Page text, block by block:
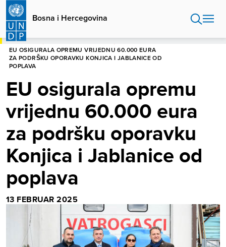
Skip
main
content
Bosna i Hercegovina
POČETNA
EU OSIGURALA OPREMU VRIJEDNU 60.000 EURA
ZA PODRŠKU OPORAVKU KONJICA I JABLANICE OD
POPLAVA
EU osigurala opremu
vrijednu 60.000 eura
za podršku oporavku
Konjica i Jablanice od
poplava
13 FEBRUAR 2025